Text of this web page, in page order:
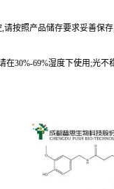
按照产品储存要求妥善保
30%-69%湿度下使用;光